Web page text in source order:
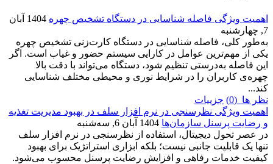
اهمیت ویژگی فاصله شناسایی در دستگاه تشخیص چهره
1404 آبان
7, چهارشنبه
به‌طور کلی، فاصله شناسایی در دستگاه کارت‌زنی تشخیص چهره
یکی از مهم‌ترین عوامل در کارایی سیستم حضور و غیاب است. اگر
این فاصله به‌درستی تنظیم شود، دستگاه می‌تواند با دقت بالا
چهره‌ی کاربران را در شرایط نوری و محیطی مختلف شناسایی
کند...
نظر ها (0)
جزییات
اهمیت ویژگی نظرسنجی در نرم افزار سلف در بهبود مدیریت تغذیه
و رضایت پرسنل سازمان‌ها 1404 آبان 6, سه‌شنبه
در عصر تحول دیجیتال، استفاده از نظرسنجی در نرم افزار سلف
تنها یک قابلیت جانبی نیست؛ بلکه ابزاری استراتژیک برای بهبود
کیفیت خدمات رفاهی و افزایش رضایت پرسنل محسوب می‌شود.